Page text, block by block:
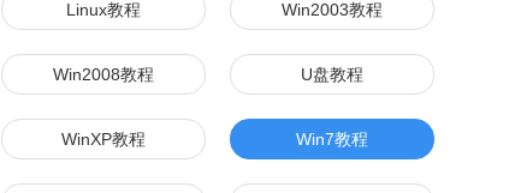
Linux教程 Win2003教程
Win2008教程 U盘教程
WinXP教程 Win7教程